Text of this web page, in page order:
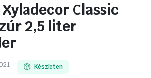
Classic
2,5 liter
Készleten